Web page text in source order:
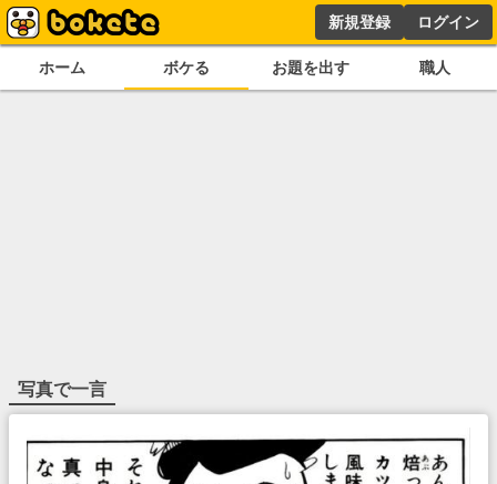
新規登録 ログイン
ホーム ボケる お題を出す 職人
写真で一言